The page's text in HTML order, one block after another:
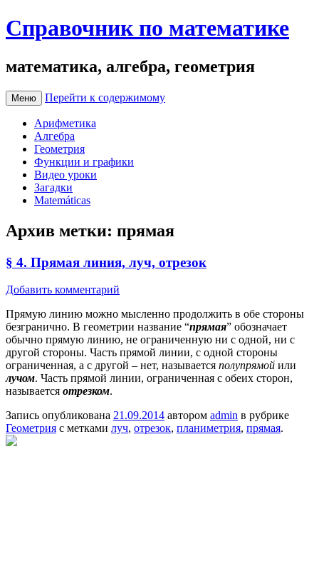
Справочник по математике
математика, алгебра, геометрия
Меню Перейти к содержимому
Арифметика
Алгебра
Геометрия
Функции и графики
Видео уроки
Загадки
Matemáticas
Архив метки: прямая
§ 4. Прямая линия, луч, отрезок
Добавить комментарий
Прямую линию можно мысленно продолжить в обе стороны
безгранично. В геометрии название “прямая” обозначает
обычно прямую линию, не ограниченную ни с одной, ни с
другой стороны. Часть прямой линии, с одной стороны
ограниченная, а с другой – нет, называется полупрямой или
лучом. Часть прямой линии, ограниченная с обеих сторон,
называется отрезком.
Запись опубликована 21.09.2014 автором admin в рубрике
Геометрия с метками луч, отрезок, планиметрия, прямая.